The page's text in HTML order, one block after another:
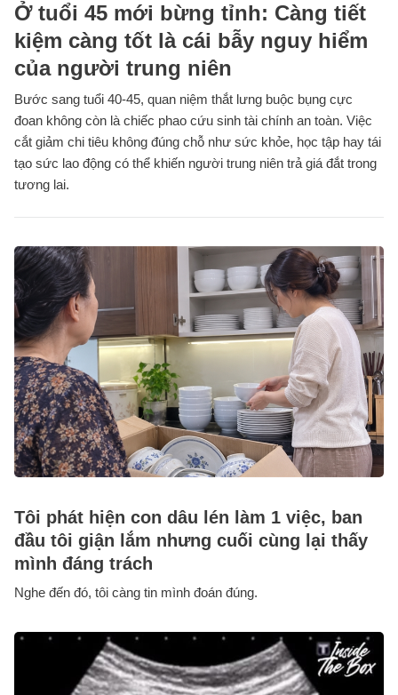
Ở tuổi 45 mới bừng tỉnh: Càng tiết
kiệm càng tốt là cái bẫy nguy hiểm
của người trung niên
Bước sang tuổi 40-45, quan niệm thắt lưng buộc bụng cực
đoan không còn là chiếc phao cứu sinh tài chính an toàn. Việc
cắt giảm chi tiêu không đúng chỗ như sức khỏe, học tập hay tái
tạo sức lao động có thể khiến người trung niên trả giá đắt trong
tương lai.
Tôi phát hiện con dâu lén làm 1 việc, ban
đầu tôi giận lắm nhưng cuối cùng lại thấy
mình đáng trách
Nghe đến đó, tôi càng tin mình đoán đúng.